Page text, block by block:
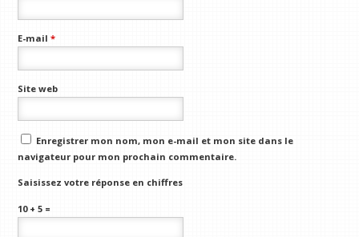
E-mail*
Site web
Enregistrer mon nom, mon e-mail et mon site dans le
navigateur pour mon prochain commentaire.
Saisissez votre réponse en chiffres
10 + 5 =